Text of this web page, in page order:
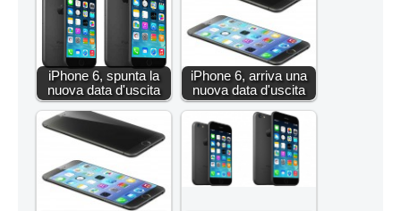
iPhone 6, spunta la
nuova data d'uscita
iPhone 6, arriva una
nuova data d'uscita